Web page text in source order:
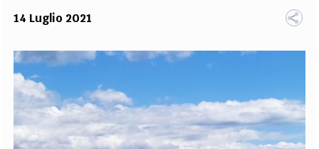
FILODIRITTO REDAZIONE COMITATO SCIENTIFICO AUTORI CURATORI
FOTOGRAFI
COLLABORA CON NOI
14 Luglio 2021